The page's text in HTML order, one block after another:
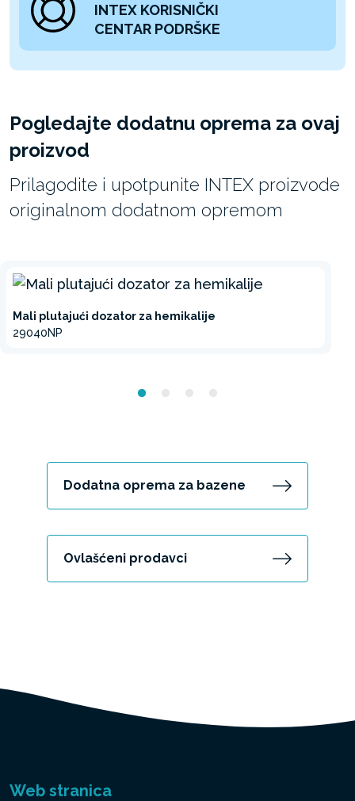
INTEX KORISNIČKI
CENTAR PODRŠKE
Pogledajte dodatnu oprema za ovaj
proizvod
Prilagodite i upotpunite INTEX proizvode
originalnom dodatnom opremom
Mali plutajući dozator za hemikalije
29040NP
Dodatna oprema za bazene
Ovlašćeni prodavci
Web stranica